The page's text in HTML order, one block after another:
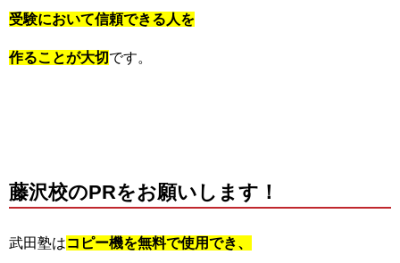
受験において信頼できる人を
作ることが大切です。
藤沢校のPRをお願いします！
武田塾はコピー機を無料で使用でき、